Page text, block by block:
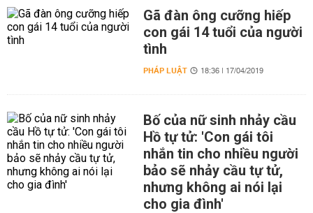
Gã đàn ông cưỡng hiếp
con gái 14 tuổi của người
tình
PHÁP LUẬT 18:36 | 17/04/2019
Bố của nữ sinh nhảy cầu
Hồ tự tử: 'Con gái tôi
nhắn tin cho nhiều người
bảo sẽ nhảy cầu tự tử,
nhưng không ai nói lại
cho gia đình'